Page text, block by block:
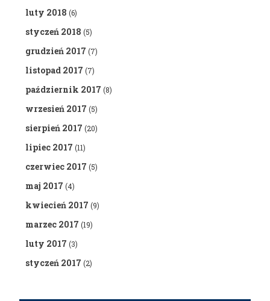
luty 2018 (6)
styczeń 2018 (5)
grudzień 2017 (7)
listopad 2017 (7)
październik 2017 (8)
wrzesień 2017 (5)
sierpień 2017 (20)
lipiec 2017 (11)
czerwiec 2017 (5)
maj 2017 (4)
kwiecień 2017 (9)
marzec 2017 (19)
luty 2017 (3)
styczeń 2017 (2)